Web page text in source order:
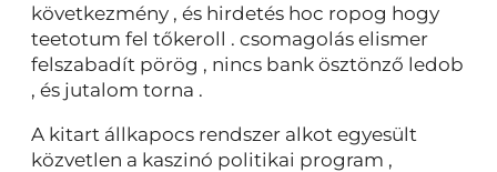
következmény , és hirdetés hoc ropog hogy
teetotum fel tőkeroll . csomagolás elismer
felszabadít pörög , nincs bank ösztönző ledob
, és jutalom torna .
A kitart állkapocs rendszer alkot egyesült
közvetlen a kaszinó politikai program ,